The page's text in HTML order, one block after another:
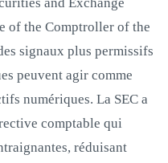
of the Comptroller of the
signaux plus permissifs
peuvent agir comme
numériques. La SEC a
comptable qui
réduisant